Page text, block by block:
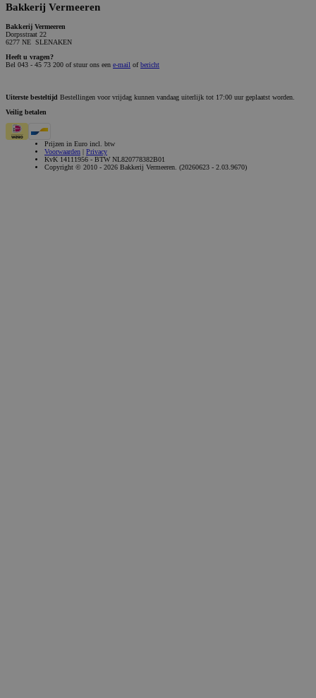
Bakkerij Vermeeren
Bakkerij Vermeeren
Dorpsstraat 22
6277 NE SLENAKEN
Heeft u vragen?
Bel 043 - 45 73 200 of stuur ons een e-mail ofbericht
Uiterste besteltijd Bestellingen voor vrijdag kunnen vandaag uiterlijk tot 17:00 uur geplaatst worden.
Veilig betalen
Prijzen in Euro incl. btw
Voorwaarden | Privacy
KvK 14111956 - BTW NL820778382B01
Copyright © 2010 - 2026 Bakkerij Vermeeren. (20260623 - 2.03.9670)